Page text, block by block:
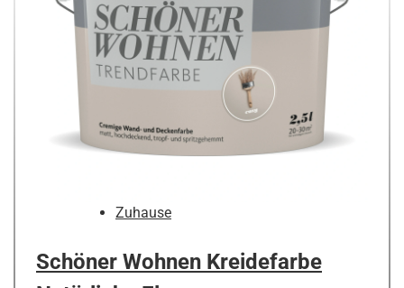
Zuhause
Schöner Wohnen Kreidefarbe